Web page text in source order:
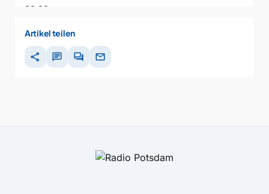
00:00
Artikel teilen
share chat forum mail